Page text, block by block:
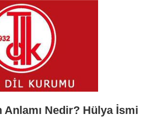
Nedir? Hülya İsmi